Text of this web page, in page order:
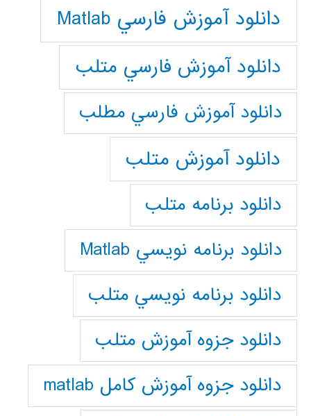
دانلود آموزش فارسي Matlab
دانلود آموزش فارسي متلب
دانلود آموزش فارسي مطلب
دانلود آموزش متلب
دانلود برنامه متلب
دانلود برنامه نويسي Matlab
دانلود برنامه نويسي متلب
دانلود جزوه آموزش متلب
دانلود جزوه آموزش کامل matlab